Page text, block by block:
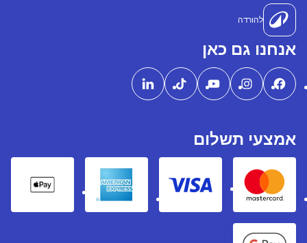
להורדה
אנחנו גם כאן
אמצעי תשלום
Mastercard
Visa
American express
Pay